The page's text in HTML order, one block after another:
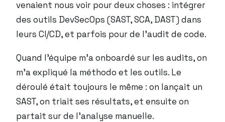
venaient nous voir pour deux choses : intégrer
des outils DevSecOps (SAST, SCA, DAST) dans
leurs CI/CD, et parfois pour de l’audit de code.
Quand l’équipe m’a onboardé sur les audits, on
m’a expliqué la méthodo et les outils. Le
déroulé était toujours le même : on lançait un
SAST, on triait ses résultats, et ensuite on
partait sur de l’analyse manuelle.